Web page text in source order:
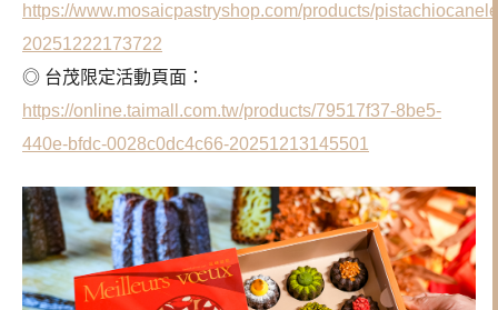
https://www.mosaicpastryshop.com/products/
20251222173722
◎ 台茂限定活動頁面：
https://online.taimall.com.tw/products/79517f37-8be5-
440e-bfdc-0028c0dc4c66-20251213145501